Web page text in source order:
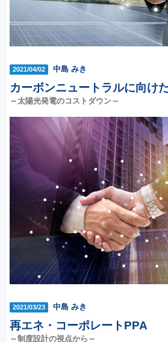
2021/04/02 中島 みき
カーボンニュートラルに向け
～太陽光発電のコストダウン～
2021/03/23 中島 みき
再エネ・コーポレートPPA
～制度設計の視点から～